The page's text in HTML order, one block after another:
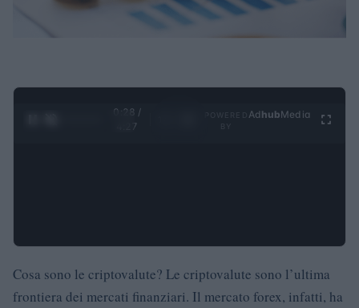
0:29 /
4:27
Ad hubMedia
Cosa sono le criptovalute? Le criptovalute sono l’ultima
frontiera dei mercati finanziari. Il mercato forex, infatti, ha